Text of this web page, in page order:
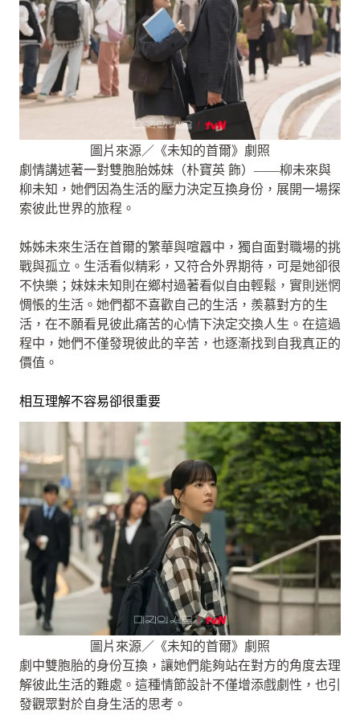
圖片來源／《未知的首爾》劇照
劇情講述著一對雙胞胎姊妹（朴寶英 飾）——柳未來與
柳未知，她們因為生活的壓力決定互換身份，展開一場探
索彼此世界的旅程。
姊姊未來生活在首爾的繁華與喧囂中，獨自面對職場的挑
戰與孤立。生活看似精彩，又符合外界期待，可是她卻很
不快樂；妹妹未知則在鄉村過著看似自由輕鬆，實則迷惘
惆悵的生活。她們都不喜歡自己的生活，羨慕對方的生
活，在不願看見彼此痛苦的心情下決定交換人生。在這過
程中，她們不僅發現彼此的辛苦，也逐漸找到自我真正的
價值。
相互理解不容易卻很重要
圖片來源／《未知的首爾》劇照
劇中雙胞胎的身份互換，讓她們能夠站在對方的角度去理
解彼此生活的難處。這種情節設計不僅增添戲劇性，也引
發觀眾對於自身生活的思考。